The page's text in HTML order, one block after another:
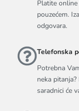
Platite
pouzećem.
odgovara.
Telefonska
Potrebna
neka
saradnici će